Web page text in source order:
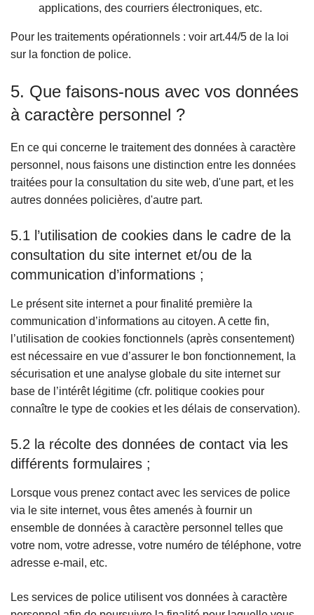
applications, des courriers électroniques, etc.
Pour les traitements opérationnels : voir art.44/5 de la loi
sur la fonction de police.
5. Que faisons-nous avec vos données
à caractère personnel ?
En ce qui concerne le traitement des données à caractère
personnel, nous faisons une distinction entre les données
traitées pour la consultation du site web, d'une part, et les
autres données policières, d'autre part.
5.1 l’utilisation de cookies dans le cadre de la
consultation du site internet et/ou de la
communication d’informations ;
Le présent site internet a pour finalité première la
communication d’informations au citoyen. A cette fin,
l’utilisation de cookies fonctionnels (après consentement)
est nécessaire en vue d’assurer le bon fonctionnement, la
sécurisation et une analyse globale du site internet sur
base de l’intérêt légitime (cfr. politique cookies pour
connaître le type de cookies et les délais de conservation).
5.2 la récolte des données de contact via les
différents formulaires ;
Lorsque vous prenez contact avec les services de police
via le site internet, vous êtes amenés à fournir un
ensemble de données à caractère personnel telles que
votre nom, votre adresse, votre numéro de téléphone, votre
adresse e-mail, etc.
Les services de police utilisent vos données à caractère